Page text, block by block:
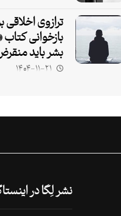
ترازوی اخلاقی
بازخوانی کتاب
بشر باید
۱۴۰۴-۱۱-۲۱
نشر لِگا در